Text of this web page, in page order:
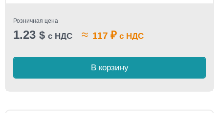
Розничная цена
1.23 $ с НДС ≈ 117 ₽ с НДС
В корзину